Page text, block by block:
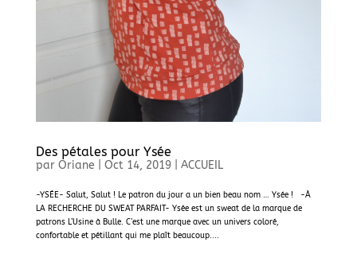
Des pétales pour Ysée
par Oriane Oct 14, 2019| ACCUEIL
-YSÉE- Salut, Salut ! Le patron du jour a un bien beau nom … Ysée ! -À
LA RECHERCHE DU SWEAT PARFAIT- Ysée est un sweat de la marque de
patrons L’Usine à Bulle. C’est une marque avec un univers coloré,
confortable et pétillant qui me plaît beaucoup....